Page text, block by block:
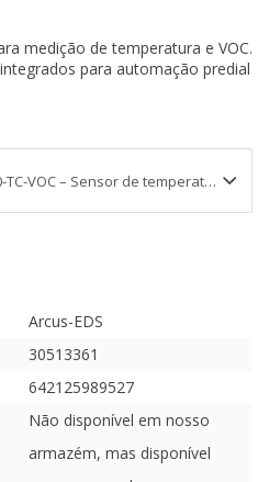
medição de temperatura e VOC.
para automação predial
Arcus-EDS
30513361
642125989527
Não disponível em nosso
armazém, mas disponível